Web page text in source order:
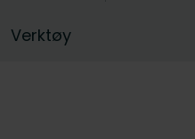
Verktøy